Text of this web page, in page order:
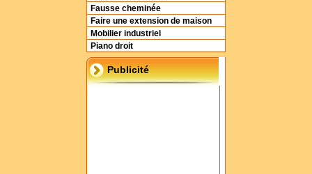
Fausse cheminée
Faire une extension de maison
Mobilier industriel
Piano droit
Publicité